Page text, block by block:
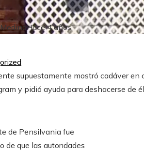
Hace 4 años
supuestamente mostró cadáver en
y pidió ayuda para deshacerse de él
de Pensilvania fue
de que las autoridades